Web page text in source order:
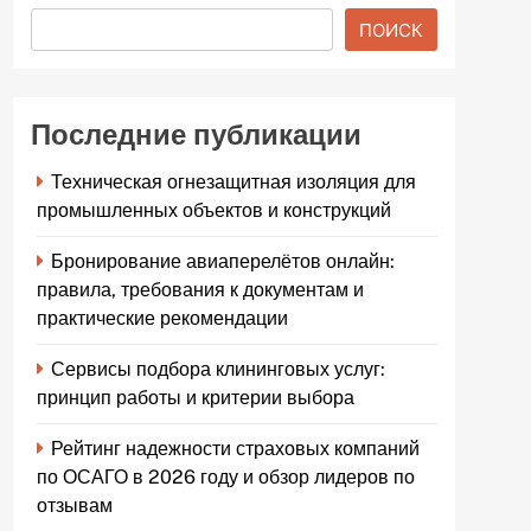
ПОИСК
Последние публикации
Техническая огнезащитная изоляция для
промышленных объектов и конструкций
Бронирование авиаперелётов онлайн:
правила, требования к документам и
практические рекомендации
Сервисы подбора клининговых услуг:
принцип работы и критерии выбора
Рейтинг надежности страховых компаний
по ОСАГО в 2026 году и обзор лидеров по
отзывам